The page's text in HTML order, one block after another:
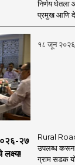
निर्णय घेतला
प्रमुख आणि
१८ जून २०२६
२०२६-२७
लक्ष्य!
Rural
उपलब्ध करून
ग्राम सडक